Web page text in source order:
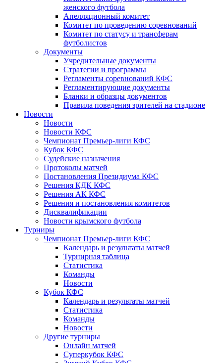
женского футбола
Апелляционный комитет
Комитет по проведению соревнований
Комитет по статусу и трансферам
футболистов
Документы
Учредительные документы
Стратегии и программы
Регламенты соревнований КФС
Регламентирующие документы
Бланки и образцы документов
Правила поведения зрителей на стадионе
Новости
Новости
Новости КФС
Чемпионат Премьер-лиги КФС
Кубок КФС
Судейские назначения
Протоколы матчей
Постановления Президиума КФС
Решения КДК КФС
Решения АК КФС
Решения и постановления комитетов
Дисквалификации
Новости крымского футбола
Турниры
Чемпионат Премьер-лиги КФС
Календарь и результаты матчей
Турнирная таблица
Статистика
Команды
Новости
Кубок КФС
Календарь и результаты матчей
Статистика
Команды
Новости
Другие турниры
Онлайн матчей
Суперкубок КФС